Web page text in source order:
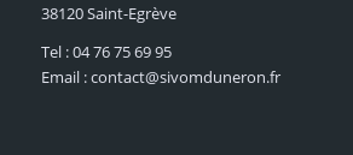
38120 Saint-Egrève
Tel : 04 76 75 69 95
Email : contact@sivomduneron.fr